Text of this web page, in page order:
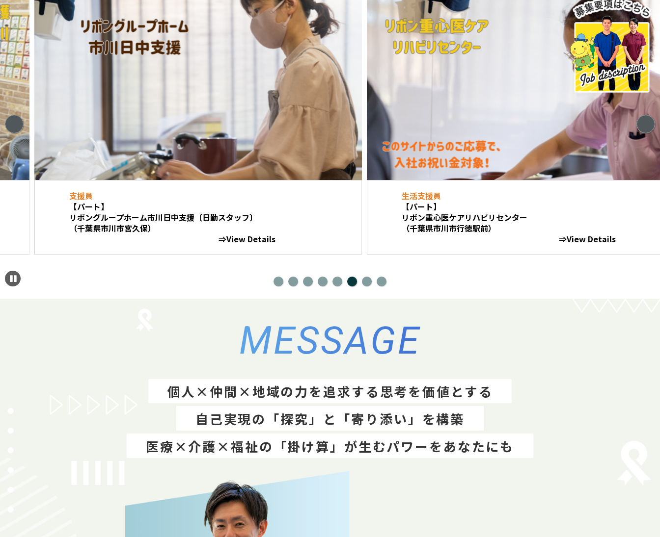
リボングループホーム市川日中支援〔日勤スタッフ〕
（千葉県市川市宮久保）
⇒View Details
生活支援員
リボン重心医ケアリハビリセンター
（千葉県市川市行徳駅前）
⇒View Details
MESSAGE
個人×仲間×地域の力を追求する思考を価値とする
自己実現の「探究」と「寄り添い」を構築
医療×介護×福祉の「掛け算」が生むパワーをあなたにも